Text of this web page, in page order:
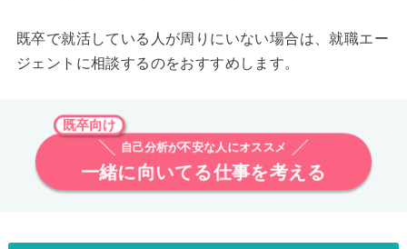
既卒で就活している人が周りにいない場合は、就職エー
ジェントに相談するのをおすすめします。
既卒向け
自己分析が不安な人にオススメ
一緒に向いてる仕事を考える